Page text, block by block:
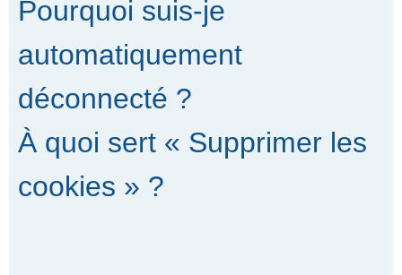
Pourquoi suis-je
automatiquement
déconnecté ?
À quoi sert « Supprimer les
cookies » ?